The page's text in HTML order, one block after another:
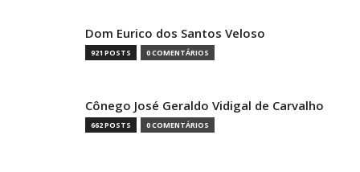
Dom Eurico dos Santos Veloso
921 POSTS 0 COMENTÁRIOS
Cônego José Geraldo Vidigal de Carvalho
662 POSTS 0 COMENTÁRIOS